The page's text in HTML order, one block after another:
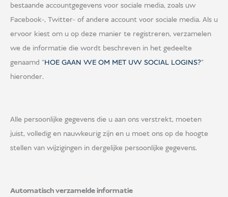
bestaande accountgegevens voor sociale media, zoals uw
Facebook-, Twitter- of andere account voor sociale media. Als u
ervoor kiest om u op deze manier te registreren, verzamelen
we de informatie die wordt beschreven in het gedeelte
genaamd "HOE GAAN WE OM MET UW SOCIAL LOGINS?"
hieronder.
Alle persoonlijke gegevens die u aan ons verstrekt, moeten
juist, volledig en nauwkeurig zijn en u moet ons op de hoogte
stellen van wijzigingen in dergelijke persoonlijke gegevens.
Automatisch verzamelde informatie